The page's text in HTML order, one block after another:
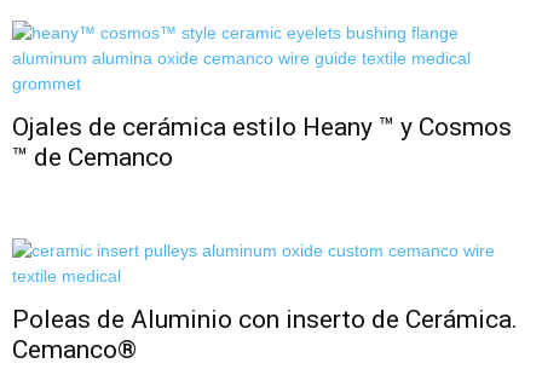
Ojales de cerámica estilo Heany ™ y Cosmos
™ de Cemanco
Poleas de Aluminio con inserto de Cerámica.
Cemanco®